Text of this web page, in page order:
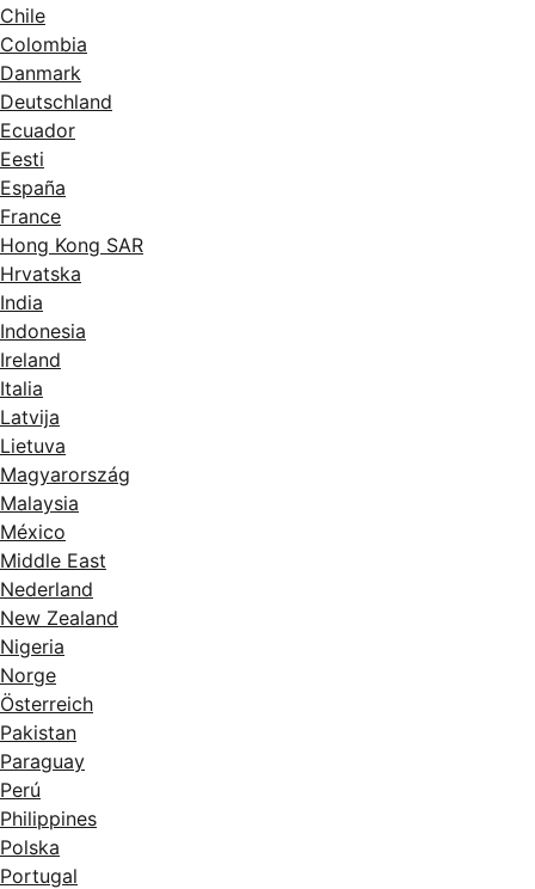
Chile
Colombia
Danmark
Deutschland
Ecuador
Eesti
España
France
Hong Kong SAR
Hrvatska
India
Indonesia
Ireland
Italia
Latvija
Lietuva
Magyarország
Malaysia
México
Middle East
Nederland
New Zealand
Nigeria
Norge
Österreich
Pakistan
Paraguay
Perú
Philippines
Polska
Portugal